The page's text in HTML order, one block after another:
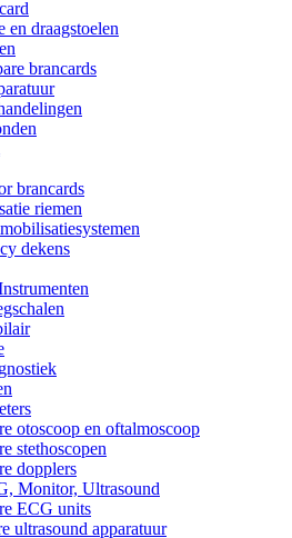
en draagstoelen
brancards
brancards
riemen
dekens
otoscoop en oftalmoscoop
stethoscopen
dopplers
Monitor, Ultrasound
ECG units
ultrasound apparatuur